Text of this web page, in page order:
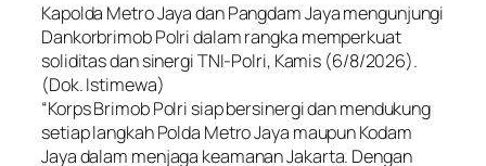
Kapolda Metro Jaya dan Pangdam Jaya mengunjungi
Dankorbrimob Polri dalam rangka memperkuat
soliditas dan sinergi TNI-Polri, Kamis (6/8/2026).
(Dok. Istimewa)
“Korps Brimob Polri siap bersinergi dan mendukung
setiap langkah Polda Metro Jaya maupun Kodam
Jaya dalam menjaga keamanan Jakarta. Dengan